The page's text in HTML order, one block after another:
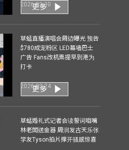
2026-03-30
更多
草蜢直播演唱会周边曝光 预告
$780成宠粉区 LED幕墙巴士
广告 Fans改机票提早到港为
打卡
2026-03-24
更多
草蜢婚礼式记者会读誓词咀嘴
林老闆送金器 周润发古天乐张
学友Tyson拍片撑开骚感惊喜